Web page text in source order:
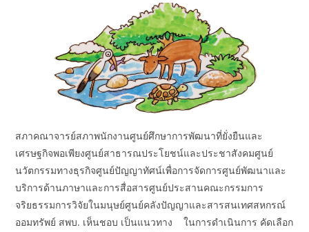
สภาคณาจารย์สภาพนักงานศูนย์ศึกษาการพัฒนาที่ยั่งยืนและ
เศรษฐกิจพอเพียงศูนย์สาธารณประโยชน์และประชาสังคมศูนย์
นวัตกรรมทางธุรกิจศูนย์ปัญญาทัศน์เพื่อการจัดการศูนย์พัฒนาและ
บริการด้านภาษาและการสื่อสารศูนย์ประสานคณะกรรมการ
จริยธรรมการวิจัยในมนุษย์ศูนย์คลังปัญญาและสารสนเทศสหกรณ์
ออมทรัพย์ สพบ. เห็นชอบ เป็นแนวทาง ในการดำเนินการ คัดเลือก